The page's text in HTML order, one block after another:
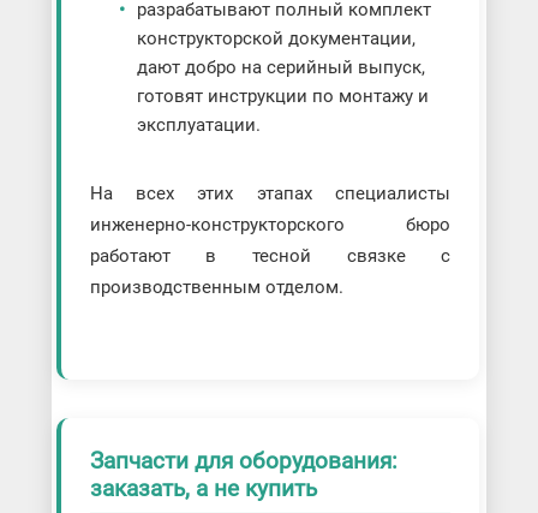
разрабатывают полный комплект
конструкторской документации,
дают добро на серийный выпуск,
готовят инструкции по монтажу и
эксплуатации.
На всех этих этапах специалисты
инженерно-конструкторского бюро
работают в тесной связке с
производственным отделом.
Запчасти для оборудования:
заказать, а не купить